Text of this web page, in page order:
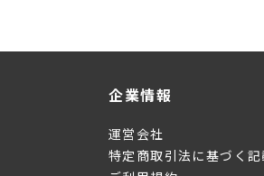
企業情報
運営会社
特定商取引法に基づく記